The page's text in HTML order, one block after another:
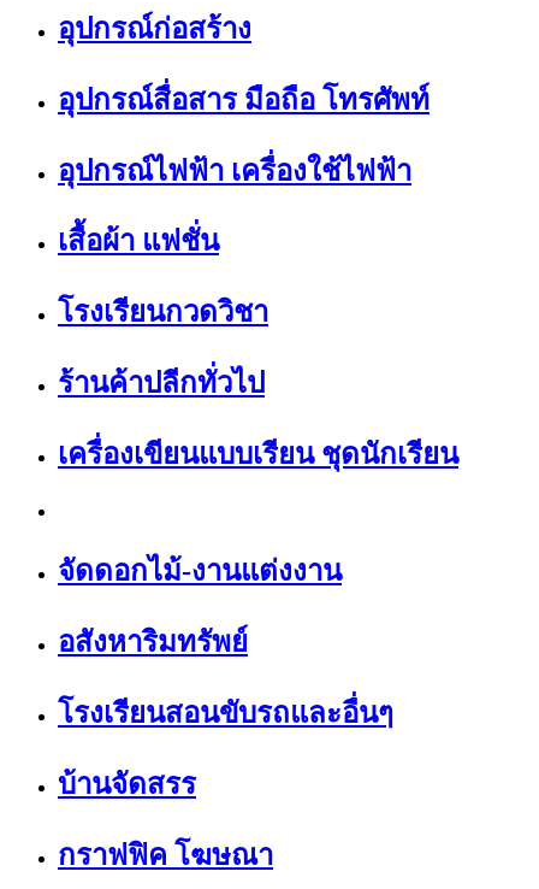
อุปกรณ์ก่อสร้าง
อุปกรณ์สื่อสาร มือถือ โทรศัพท์
อุปกรณ์ไฟฟ้า เครื่องใช้ไฟฟ้า
เสื้อผ้า แฟชั่น
โรงเรียนกวดวิชา
ร้านค้าปลีกทั่วไป
เครื่องเขียนแบบเรียน ชุดนักเรียน
จัดดอกไม้-งานแต่งงาน
อสังหาริมทรัพย์
โรงเรียนสอนขับรถและอื่นๆ
บ้านจัดสรร
กราฟฟิค โฆษณา